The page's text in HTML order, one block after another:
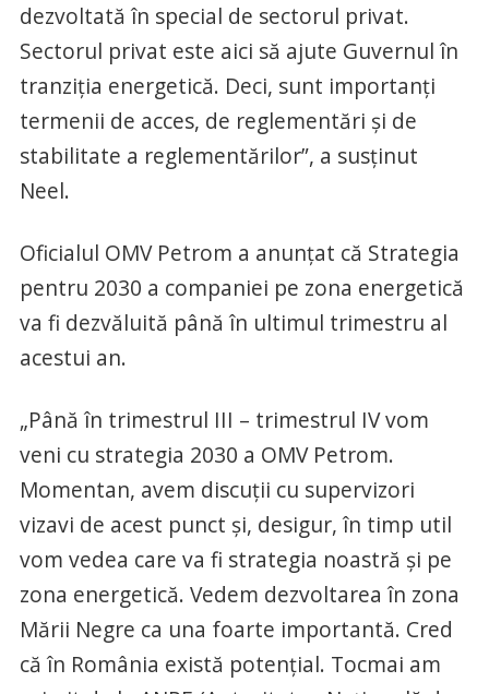
dezvoltată în special de sectorul privat.
Sectorul privat este aici să ajute Guvernul în
tranziţia energetică. Deci, sunt importanţi
termenii de acces, de reglementări şi de
stabilitate a reglementărilor”, a susţinut
Neel.
Oficialul OMV Petrom a anunţat că Strategia
pentru 2030 a companiei pe zona energetică
va fi dezvăluită până în ultimul trimestru al
acestui an.
„Până în trimestrul III – trimestrul IV vom
veni cu strategia 2030 a OMV Petrom.
Momentan, avem discuţii cu supervizori
vizavi de acest punct şi, desigur, în timp util
vom vedea care va fi strategia noastră şi pe
zona energetică. Vedem dezvoltarea în zona
Mării Negre ca una foarte importantă. Cred
că în România există potenţial. Tocmai am